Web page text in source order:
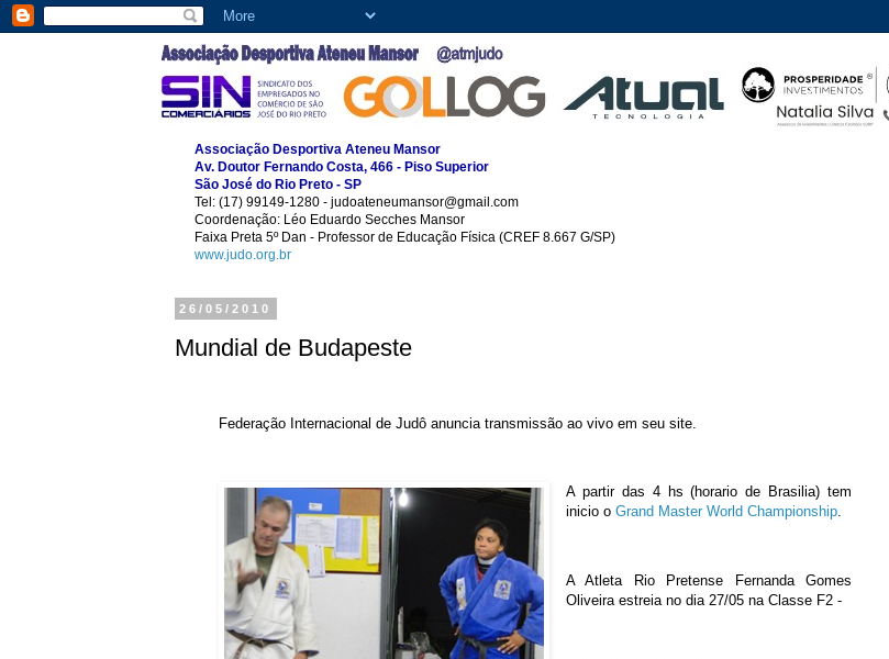
Associação Desportiva Ateneu Mansor
Av. Doutor Fernando Costa, 466 - Piso Superior
São José do Rio Preto - SP
Tel: (17) 99149-1280 - judoateneumansor@gmail.com
Coordenação: Léo Eduardo Secches Mansor
Faixa Preta 5º Dan - Professor de Educação Física (CREF 8.667 G/SP)
www.judo.org.br
26/05/2010
Mundial de Budapeste
Federação Internacional de Judô anuncia transmissão ao vivo em seu site.
A partir das 4 hs (horario de Brasilia) tem
inicio o Grand Master World Championship.
A Atleta Rio Pretense Fernanda Gomes
Oliveira estreia no dia 27/05 na Classe F2 -